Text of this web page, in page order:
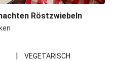
Röstzwiebeln
|
VEGETARISCH